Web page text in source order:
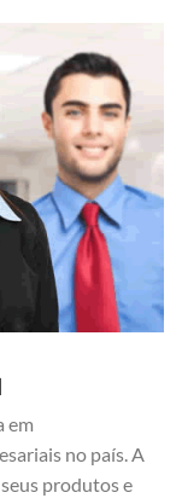
em
no país. A
produtos e